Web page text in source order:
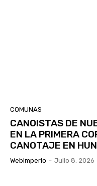
COMUNAS
CANOISTAS DE
EN LA PRIMERA
CANOTAJE EN
Webimperio - Julio 8, 2026